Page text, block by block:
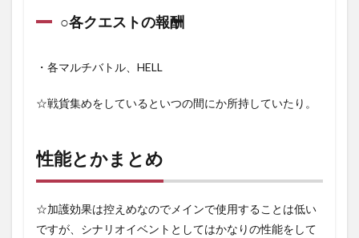
○各クエストの報酬
・各マルチバトル、HELL
☆戦貨集めをしているといつの間にか所持していたり。
性能とかまとめ
☆加護効果は控えめなのでメインで使用することは低い
ですが、シナリオイベントとしてはかなりの性能をして